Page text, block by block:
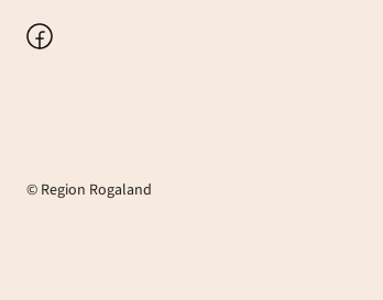
Facebook
© Region Rogaland